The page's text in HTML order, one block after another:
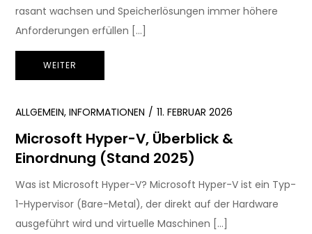
rasant wachsen und Speicherlösungen immer höhere
Anforderungen erfüllen […]
WEITER
ALLGEMEIN,INFORMATIONEN 11. FEBRUAR 2026
Microsoft Hyper-V, Überblick &
Einordnung (Stand 2025)
Was ist Microsoft Hyper-V? Microsoft Hyper-V ist ein Typ-
1-Hypervisor (Bare-Metal), der direkt auf der Hardware
ausgeführt wird und virtuelle Maschinen […]